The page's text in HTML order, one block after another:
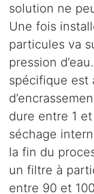
solution ne
Une fois
particules va
pression
spécifique est
dure entre 1
séchage
la fin du
un filtre à
entre 90 et